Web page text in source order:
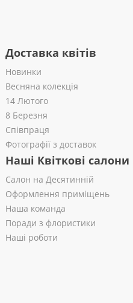
Доставка квітів
Новинки
Весняна колекція
14 Лютого
8 Березня
Співпраця
Фотографії з доставок
Наші Квіткові салони
Салон на Десятинній
Оформлення приміщень
Наша команда
Поради з флористики
Наші роботи